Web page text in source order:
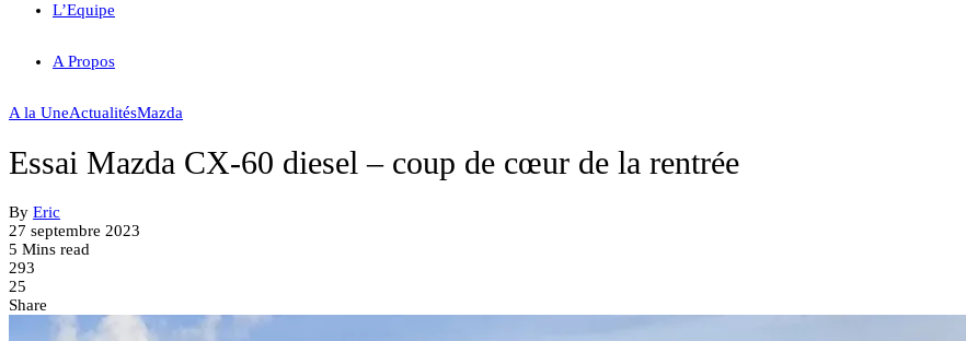
L’Equipe
A Propos
A la UneActualitésMazda
Essai Mazda CX-60 diesel – coup de cœur de la rentrée
By Eric
27 septembre 2023
5 Mins read
293
25
Share